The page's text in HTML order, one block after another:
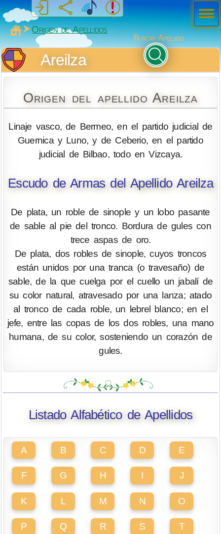
MiSabueso
Origen de Apellidos
Buscar Apellido
Areilza
Origen del apellido Areilza
Linaje vasco, de Bermeo, en el partido judicial de
Guernica y Luno, y de Ceberio, en el partido
judicial de Bilbao, todo en Vizcaya.
Escudo de Armas del Apellido Areilza
De plata, un roble de sinople y un lobo pasante
de sable al pie del tronco. Bordura de gules con
trece aspas de oro.
De plata, dos robles de sinople, cuyos troncos
están unidos por una tranca (o travesaño) de
sable, de la que cuelga por el cuello un jabalí de
su color natural, atravesado por una lanza; atado
al tronco de cada roble, un lebrel blanco; en el
jefe, entre las copas de los dos robles, una mano
humana, de su color, sosteniendo un corazón de
gules.
Listado Alfabético de Apellidos
A B C D E
F G H I J
K L M N O
P Q R S T
Men
ú